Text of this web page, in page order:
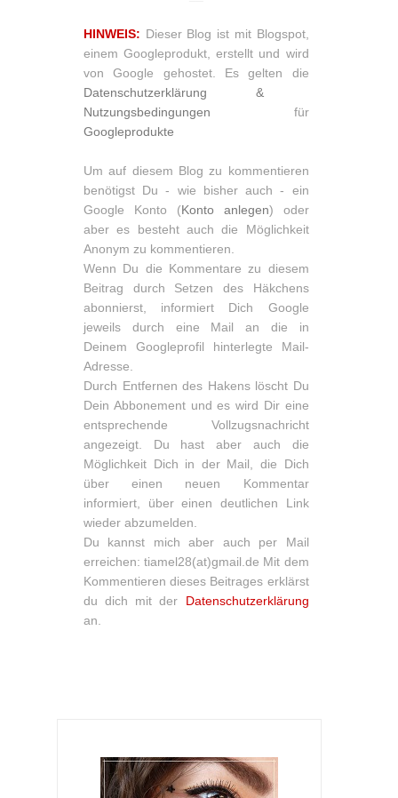
HINWEIS: Dieser Blog ist mit Blogspot,
einem Googleprodukt, erstellt und wird
von Google gehostet. Es gelten die
Datenschutzerklärung &
Nutzungsbedingungen
für
Googleprodukte
Um auf diesem Blog zu kommentieren
benötigst Du - wie bisher auch - ein
Google Konto (Konto anlegen) oder
aber es besteht auch die Möglichkeit
Anonym zu kommentieren.
Wenn Du die Kommentare zu diesem
Beitrag durch Setzen des Häkchens
abonnierst, informiert Dich Google
jeweils durch eine Mail an die in
Deinem Googleprofil hinterlegte Mail-
Adresse.
Durch Entfernen des Hakens löscht Du
Dein Abbonement und es wird Dir eine
entsprechende Vollzugsnachricht
angezeigt. Du hast aber auch die
Möglichkeit Dich in der Mail, die Dich
über einen neuen Kommentar
informiert, über einen deutlichen Link
wieder abzumelden.
Du kannst mich aber auch per Mail
erreichen: tiamel28(at)gmail.de Mit dem
Kommentieren dieses Beitrages erklärst
du dich mit der Datenschutzerklärung
an.